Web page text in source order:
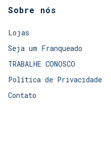
Sobre nós
Lojas
Seja um Franqueado
TRABALHE CONOSCO
Política de Privacidade
Contato